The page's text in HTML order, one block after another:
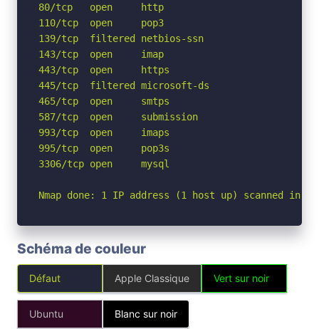
80/tcp   open     http
110/tcp  open     pop3
139/tcp  filtered netbios-ssn
143/tcp  open     imap
443/tcp  open     https
445/tcp  filtered microsoft-ds
465/tcp  open     smtps
587/tcp  open     submission
993/tcp  open     imaps
995/tcp  open     pop3s
3306/tcp open     mysql
Nmap done: 1 IP address (1 host up) scanned in
Schéma de couleur
Défaut Apple Classique Vert sur noir
Ubuntu Blanc sur noir